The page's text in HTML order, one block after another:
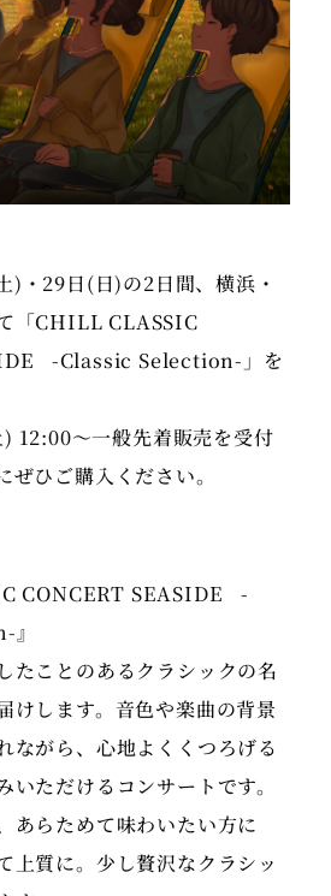
)・29日(日)の2日間、横浜・
「CHILL CLASSIC
-Classic Selection-」を
12:00～一般先着販売を受付
ぜひご購入ください。
CONCERT SEASIDE -
』
たことのあるクラシックの名
けします。音色や楽曲の背景
ながら、心地よくくつろげる
いただけるコンサートです。
あらためて味わいたい方に
上質に。少し贅沢なクラシッ